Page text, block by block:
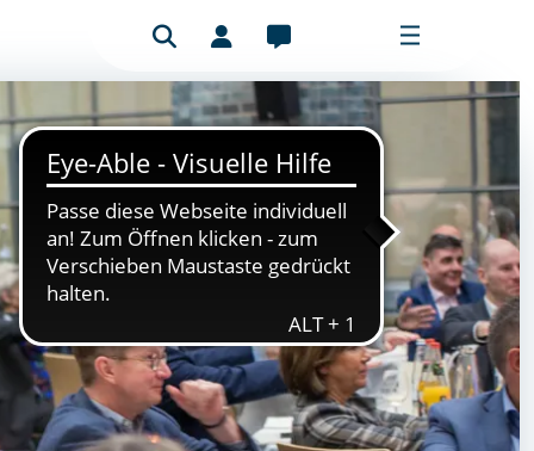
Passwort vergessen?
Geben Sie Ihre E-Mail-Adresse ein, um
Ihr Passwort zurückzusetzen. Im
Anschluss erhalten Sie eine E-Mail der
Sie entnehmen können wie sie ihr
Passwort zurücksetzen.
E-Mail-Adresse